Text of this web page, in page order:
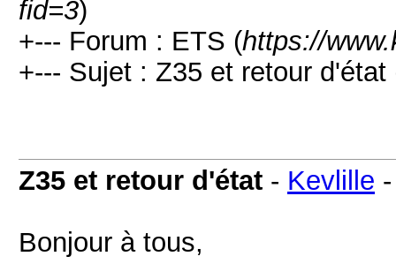
fid=3)
+--- Forum : ETS (https://
+--- Sujet : Z35 et retour d'état
Z35 et retour d'état - Kevlille
Bonjour à tous,